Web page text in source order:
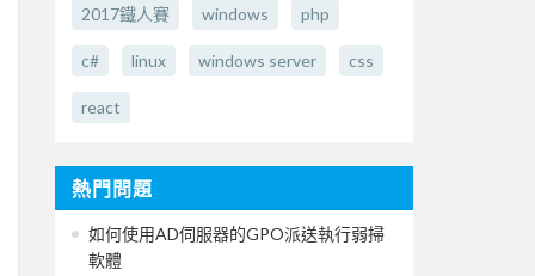
2017鐵人賽 windows php
c# linux windows server css
react
熱門問題
如何使用AD伺服器的GPO派送執行弱掃
軟體